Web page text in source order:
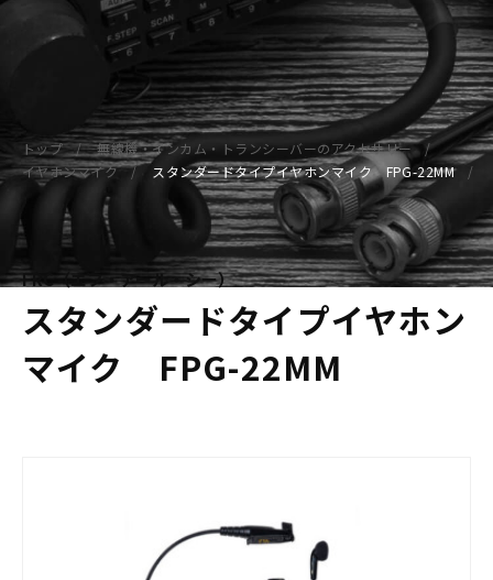
トップ
無線機・インカム・トランシーバーのアクセサリー
イヤホンマイク
スタンダードタイプイヤホンマイク FPG-22MM
FRC（エフ・アール・シー）
スタンダードタイプイヤホン
マイク FPG-22MM